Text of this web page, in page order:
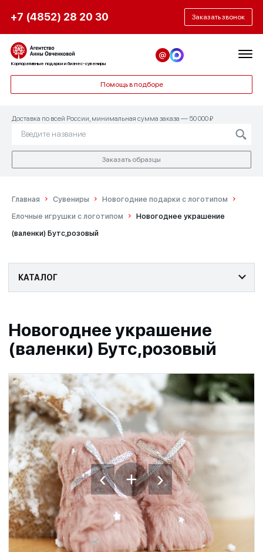
+7 (4852) 28 20 30 Заказать звонок
Корпоративные подарки и бизнес-сувениры
Помощь в подборе
Доставка по всей России, минимальная сумма заказа — 50 000 ₽
Заказать образцы
Главная Сувениры
Новогодние подарки с логотипом
Елочные игрушки с логотипом
Новогоднее украшение
(валенки) Бутс,розовый
КАТАЛОГ
Новогоднее украшение
(валенки) Бутс,розовый
‹ + ›